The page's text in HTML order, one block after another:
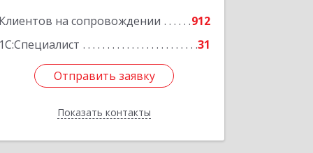
Клиентов на сопровождении
912
1С:Специалист
31
Отправить заявку
Показать контакты
Отправить заявку
Назад